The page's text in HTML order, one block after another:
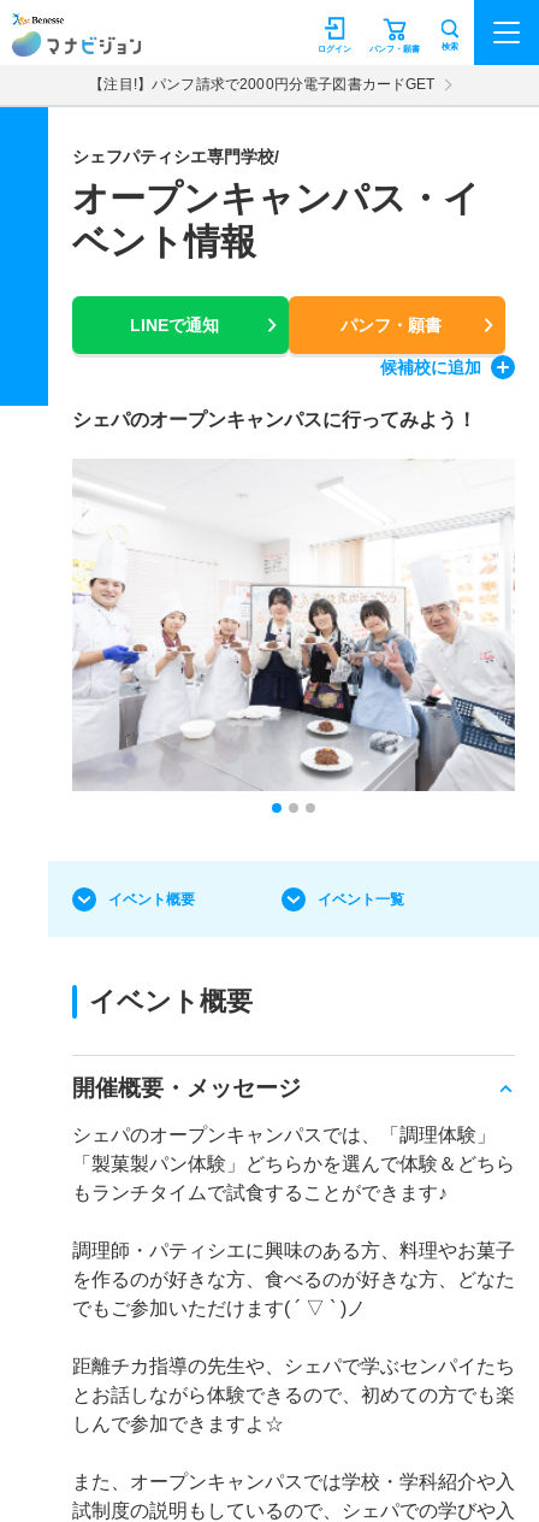
マナビジョン パンフ・願書
ログイン 検索
【注目!】パンフ請求で2000円分電子図書カードGET
シェフパティシエ専門学校/
オープンキャンパス・イ
ベント情報
LINEで通知 パンフ・願書
候補校に追加
シェパのオープンキャンパスに行ってみよう！
イベント概要 イベント一覧
イベント概要
開催概要・メッセージ
シェパのオープンキャンパスでは、「調理体験」
「製菓製パン体験」どちらかを選んで体験＆どちら
もランチタイムで試食することができます♪
調理師・パティシエに興味のある方、料理やお菓子
を作るのが好きな方、食べるのが好きな方、どなた
でもご参加いただけます( ´ ▽ ` )ノ
距離チカ指導の先生や、シェパで学ぶセンパイたち
とお話しながら体験できるので、初めての方でも楽
しんで参加できますよ☆
また、オープンキャンパスでは学校・学科紹介や入
試制度の説明もしているので、シェパでの学びや入